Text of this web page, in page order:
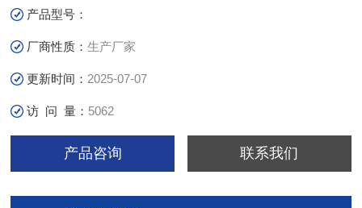
产品型号：
厂商性质：生产厂家
更新时间： 2025-07-07
访 问 量： 5062
产品咨询 联系我们